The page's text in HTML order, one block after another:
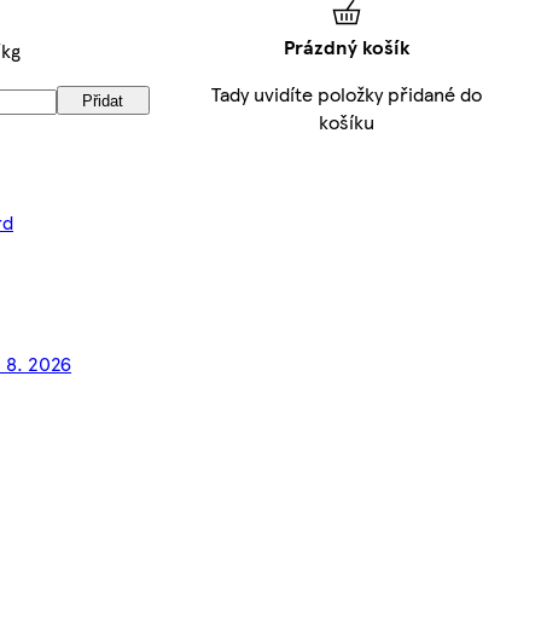
Přidat
8. 2026
Prázdný košík
Tady uvidíte položky přidané do
košíku